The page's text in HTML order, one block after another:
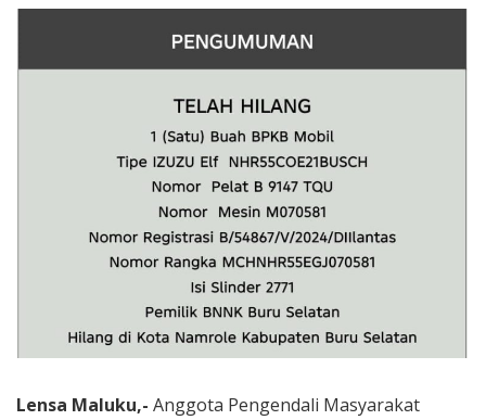
Lensa Maluku,- Anggota Pengendali Masyarakat